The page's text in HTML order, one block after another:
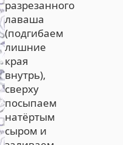
разрезанного
лаваша
(подгибаем
лишние
края
внутрь),
сверху
посыпаем
натёртым
сыром и